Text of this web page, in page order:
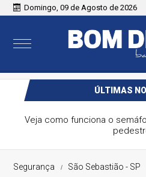
Domingo, 09 de Agosto de 2026
ÚLTIMAS
Veja como funciona o
Segurança São Sebastião - SP